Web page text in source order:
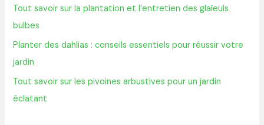
:
Tout savoir sur la plantation et l’entretien des glaïeuls
bulbes
Planter des dahlias : conseils essentiels pour réussir votre
jardin
Tout savoir sur les pivoines arbustives pour un jardin
éclatant